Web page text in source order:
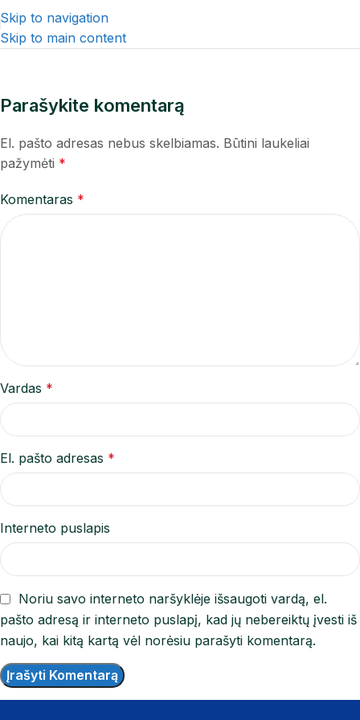
Skip to navigation
Skip to main content
Parašykite komentarą
El. pašto adresas nebus skelbiamas. Būtini laukeliai
pažymėti *
Komentaras *
Vardas *
El. pašto adresas *
Interneto puslapis
Noriu savo interneto naršyklėje išsaugoti vardą, el.
pašto adresą ir interneto puslapį, kad jų nebereiktų įvesti iš
naujo, kai kitą kartą vėl norėsiu parašyti komentarą.